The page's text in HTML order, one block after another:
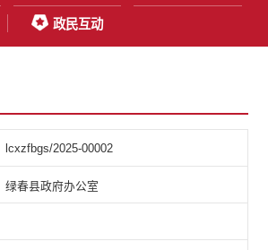
政民互动
lcxzfbgs/2025-00002
绿春县政府办公室